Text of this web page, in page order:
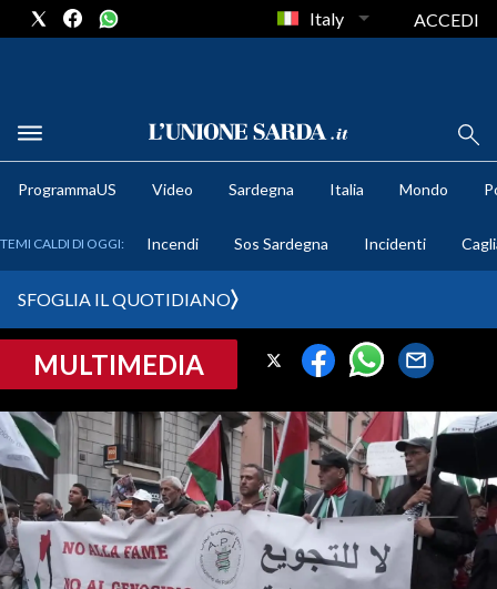
METEO
CRONACA SARDEGNA
PROVINCIA DI CAGLIARI
SULCIS IGLESIENTE
MEDIO CAMPIDANO
ORISTANO E PROVINCIA
SASSARI E PROVINCIA
Italy ACCEDI
ProgrammaUS Video Sardegna Italia Mondo
TEMI CALDI DI OGGI: Incendi Sos Sardegna Incidenti
SFOGLIA IL QUOTIDIANO
MULTIMEDIA